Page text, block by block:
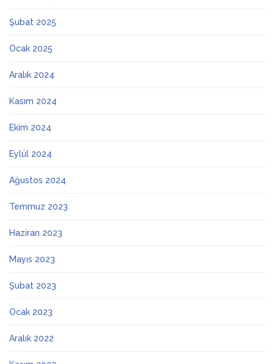
Şubat 2025
Ocak 2025
Aralık 2024
Kasım 2024
Ekim 2024
Eylül 2024
Ağustos 2024
Temmuz 2023
Haziran 2023
Mayıs 2023
Şubat 2023
Ocak 2023
Aralık 2022